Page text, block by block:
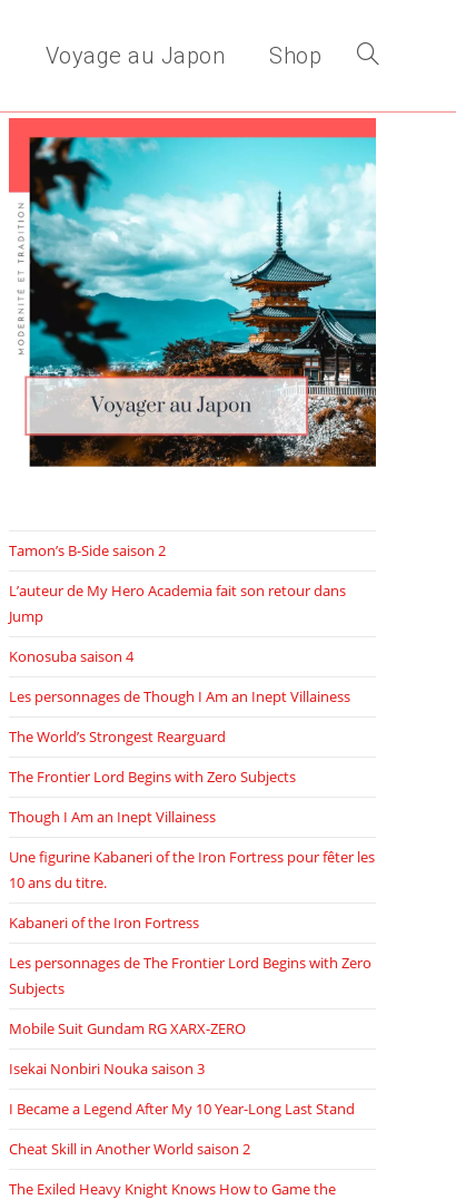
Voyage au Japon Shop Toggle
website
search
Tamon’s B-Side saison 2
L’auteur de My Hero Academia fait son retour dans
Jump
Konosuba saison 4
Les personnages de Though I Am an Inept Villainess
The World’s Strongest Rearguard
The Frontier Lord Begins with Zero Subjects
Though I Am an Inept Villainess
Une figurine Kabaneri of the Iron Fortress pour fêter les
10 ans du titre.
Kabaneri of the Iron Fortress
Les personnages de The Frontier Lord Begins with Zero
Subjects
Mobile Suit Gundam RG XARX-ZERO
Isekai Nonbiri Nouka saison 3
I Became a Legend After My 10 Year-Long Last Stand
Cheat Skill in Another World saison 2
The Exiled Heavy Knight Knows How to Game the